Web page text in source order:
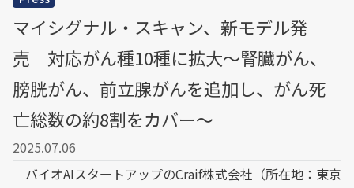
マイシグナル・スキャン、新モデル発
売 対応がん種10種に拡大〜腎臓がん、
膀胱がん、前立腺がんを追加し、がん死
亡総数の約8割をカバー〜
2025.07.06
バイオAIスタートアップのCraif株式会社（所在地：東京